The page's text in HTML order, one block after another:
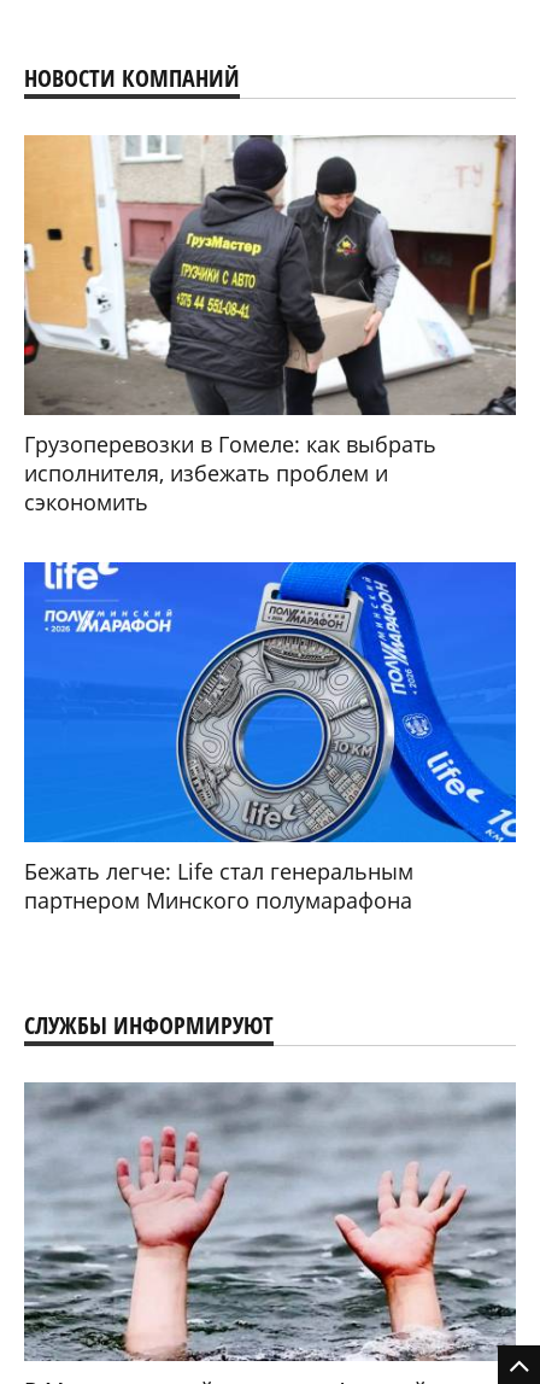
НОВОСТИ КОМПАНИЙ
Грузоперевозки в Гомеле: как выбрать
исполнителя, избежать проблем и
сэкономить
Бежать легче: Life стал генеральным
партнером Минского полумарафона
СЛУЖБЫ ИНФОРМИРУЮТ